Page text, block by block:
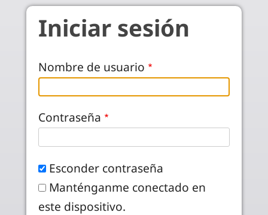
Pasar al contenido principal
Iniciar sesión
Nombre de usuario
Contraseña
Esconder contraseña
Manténganme conectado en
este dispositivo.